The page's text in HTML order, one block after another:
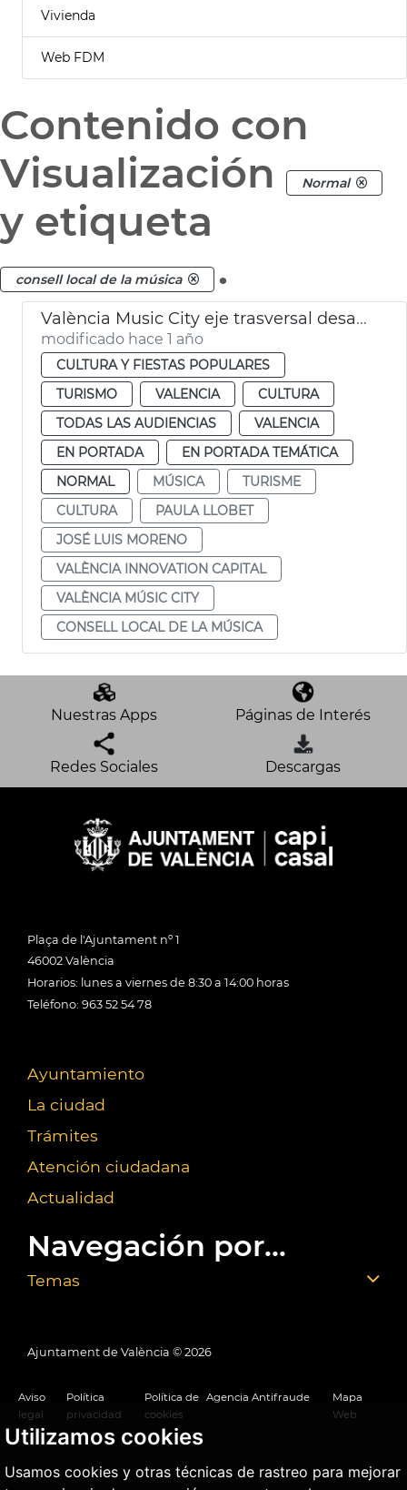
Utilizamos cookies
Usamos cookies y otras técnicas de rastreo para mejorar
Vivienda
Web FDM
Contenido con
Visualización
Normal
y etiqueta
consell local de la música .
València Music City eje trasversal desarrollo ciudad
modificado hace 1 año
CULTURA Y FIESTAS POPULARES
TURISMO
VALENCIA
CULTURA
TODAS LAS AUDIENCIAS
VALENCIA
EN PORTADA
EN PORTADA TEMÁTICA
NORMAL
MÚSICA
TURISME
CULTURA
PAULA LLOBET
JOSÉ LUIS MORENO
VALÈNCIA INNOVATION CAPITAL
VALÈNCIA MÚSIC CITY
CONSELL LOCAL DE LA MÚSICA
Nuestras Apps Páginas de Interés
Redes Sociales Descargas
Plaça de l'Ajuntament nº 1
46002 València
Horarios: lunes a viernes de 8:30 a 14:00 horas
Teléfono: 963 52 54 78
Ayuntamiento
La ciudad
Trámites
Atención ciudadana
Actualidad
Navegación por...
Temas
Ajuntament de València © 2026
Aviso
legal
Política
privacidad
Política de
cookies
Agencia Antifraude
Mapa
Web